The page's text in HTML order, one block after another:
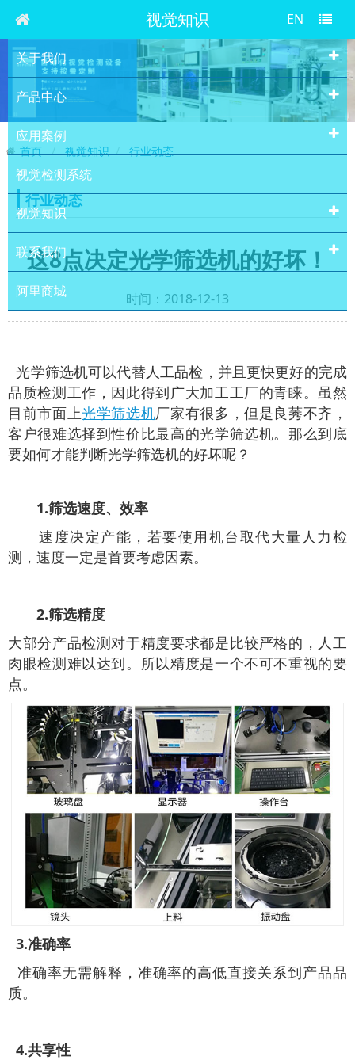
视觉知识 EN
关于我们
产品中心
应用案例
视觉检测系统
视觉知识
联系我们
阿里商城
首页 视觉知识 行业动态
行业动态
这8点决定光学筛选机的好坏！
时间：2018-12-13
光学筛选机可以代替人工品检，并且更快更好的完成
品质检测工作，因此得到广大加工工厂的青睐。虽然
目前市面上光学筛选机厂家有很多，但是良莠不齐，
客户很难选择到性价比最高的光学筛选机。那么到底
要如何才能判断光学筛选机的好坏呢？
1.筛选速度、效率
速度决定产能，若要使用机台取代大量人力检
测，速度一定是首要考虑因素。
2.筛选精度
大部分产品检测对于精度要求都是比较严格的，人工
肉眼检测难以达到。所以精度是一个不可不重视的要
点。
3.准确率
准确率无需解释，准确率的高低直接关系到产品品
质。
4.共享性